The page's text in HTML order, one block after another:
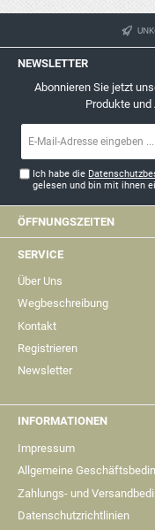
NEWSLETTER
Abonnieren Sie jetzt
Produkte
Ich habe die
gelesen und bin mit ihnen
ÖFFNUNGSZEITEN
SERVICE
Über Uns
Wegbeschreibung
Kontakt
Registrieren
Newsletter
INFORMATIONEN
Impressum
Allgemeine
Zahlungs- und
Datenschutzrichtlinien